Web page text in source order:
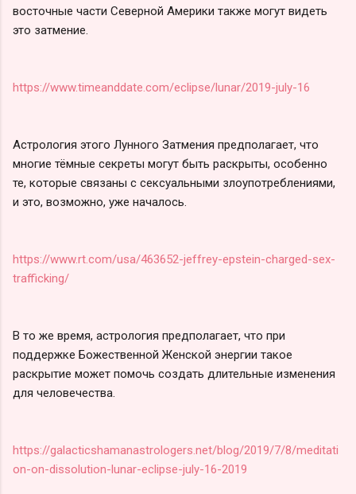
восточные части Северной Америки также могут видеть
это затмение.
https://www.timeanddate.com/eclipse/lunar/2019-july-16
Астрология этого Лунного Затмения предполагает, что
многие тёмные секреты могут быть раскрыты, особенно
те, которые связаны с сексуальными злоупотреблениями,
и это, возможно, уже началось.
https://www.rt.com/usa/463652-jeffrey-epstein-charged-sex-
trafficking/
В то же время, астрология предполагает, что при
поддержке Божественной Женской энергии такое
раскрытие может помочь создать длительные изменения
для человечества.
https://galacticshamanastrologers.net/blog/2019/7/8/meditati
on-on-dissolution-lunar-eclipse-july-16-2019